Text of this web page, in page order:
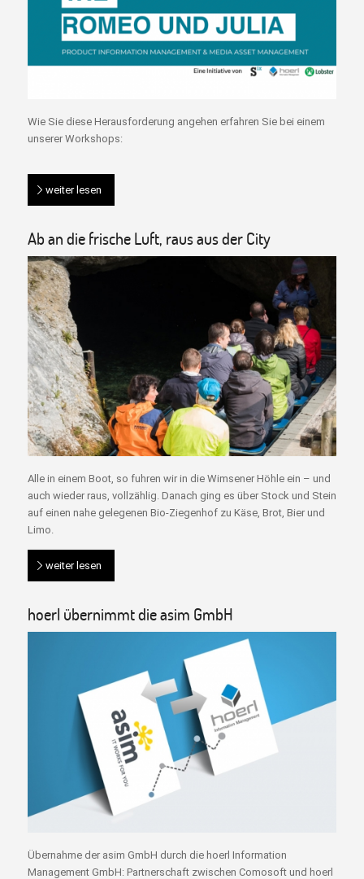
Wie Sie diese Herausforderung angehen erfahren Sie bei einem
unserer Workshops:
weiter lesen
Ab an die frische Luft, raus aus der City
Alle in einem Boot, so fuhren wir in die Wimsener Höhle ein – und
auch wieder raus, vollzählig. Danach ging es über Stock und Stein
auf einen nahe gelegenen Bio-Ziegenhof zu Käse, Brot, Bier und
Limo.
weiter lesen
hoerl übernimmt die asim GmbH
Übernahme der asim GmbH durch die hoerl Information
Management GmbH: Partnerschaft zwischen Comosoft und hoerl